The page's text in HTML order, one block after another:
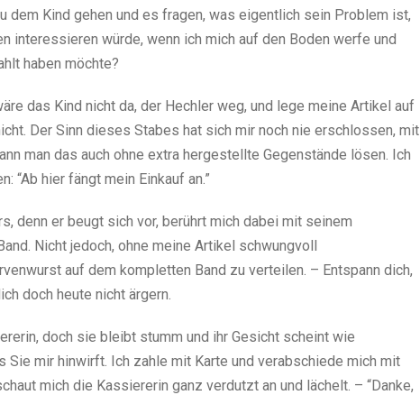
dem Kind gehen und es fragen, was eigentlich sein Problem ist,
interessieren würde, wenn ich mich auf den Boden werfe und
haben möchte?
das Kind nicht da, der Hechler weg, und lege meine Artikel auf
Der Sinn dieses Stabes hat sich mir noch nie erschlossen, mit
man das auch ohne extra hergestellte Gegenstände lösen. Ich
“Ab hier fängt mein Einkauf an.”
denn er beugt sich vor, berührt mich dabei mit seinem
Nicht jedoch, ohne meine Artikel schwungvoll
auf dem kompletten Band zu verteilen. – Entspann dich,
doch heute nicht ärgern.
doch sie bleibt stumm und ihr Gesicht scheint wie
Sie mir hinwirft. Ich zahle mit Karte und verabschiede mich mit
mich die Kassiererin ganz verdutzt an und lächelt. – “Danke,